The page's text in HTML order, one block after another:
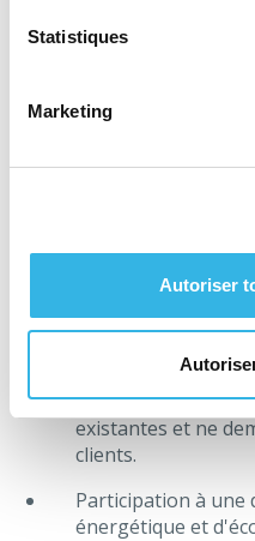
Statistiques
Marketing
Autoriser
renouvelables.
Production d’une
peut participer à
engrais chimiques.
d'une source de
agriculteurs.
Permet l’utilisation
existantes et ne
clients.
Participation à une
énergétique et